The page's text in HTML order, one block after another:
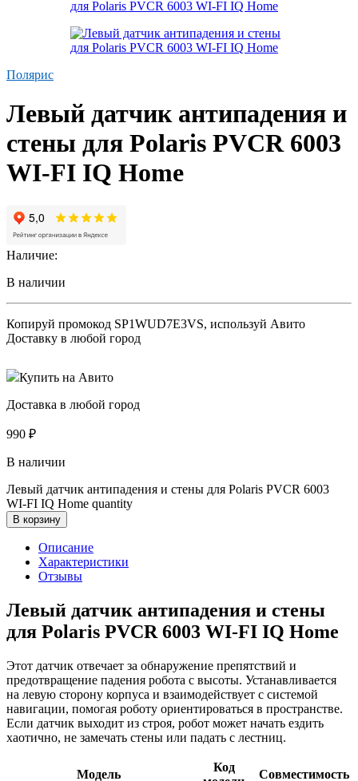
Полярис
Левый датчик антипадения и
стены для Polaris PVCR 6003
WI-FI IQ Home
Наличие:
В наличии
Копируй промокод SP1WUD7E3VS, используй Авито
Доставку в любой город
Купить на Авито
Доставка в любой город
990 ₽
В наличии
Левый датчик антипадения и стены для Polaris PVCR 6003
WI-FI IQ Home quantity
В корзину
Описание
Характеристики
Отзывы
Левый датчик антипадения и стены
для Polaris PVCR 6003 WI-FI IQ Home
Этот датчик отвечает за обнаружение препятствий и
предотвращение падения робота с высоты. Устанавливается
на левую сторону корпуса и взаимодействует с системой
навигации, помогая роботу ориентироваться в пространстве.
Если датчик выходит из строя, робот может начать ездить
хаотично, не замечать стены или падать с лестниц.
Модель
Код
Совместимость